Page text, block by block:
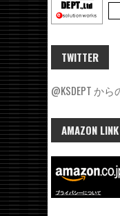
TWITTER
@KSDEPT か
AMAZON LINK